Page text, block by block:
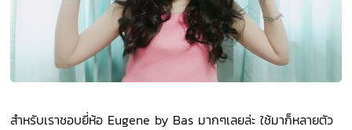
สำหรับเราชอบยี่ห้อ Eugene by Bas มากๆเลยล่ะ ใช้มาก็หลายตัว